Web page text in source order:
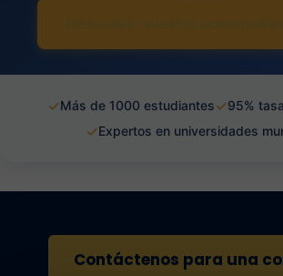
✓Más de 1000 estudiantes✓95%
✓Expertos en universidades
Contáctenos para una